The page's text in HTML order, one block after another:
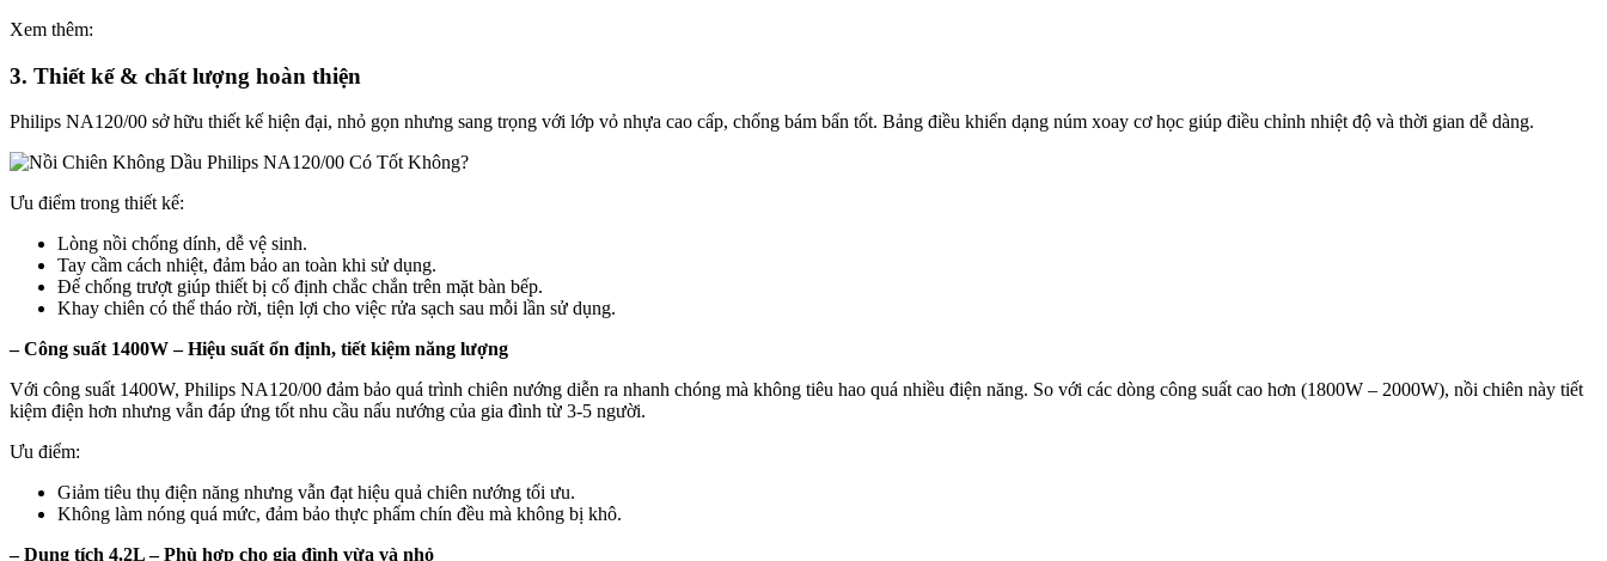
Xem thêm:
3. Thiết kế & chất lượng hoàn thiện
Philips NA120/00 sở hữu thiết kế hiện đại, nhỏ gọn nhưng sang trọng với lớp vỏ nhựa cao cấp, chống bám bẩn tốt. Bảng điều khiển dạng núm xoay cơ học giúp điều chỉnh nhiệt độ và thời gian dễ dàng.
Ưu điểm trong thiết kế:
Lòng nồi chống dính, dễ vệ sinh.
Tay cầm cách nhiệt, đảm bảo an toàn khi sử dụng.
Đế chống trượt giúp thiết bị cố định chắc chắn trên mặt bàn bếp.
Khay chiên có thể tháo rời, tiện lợi cho việc rửa sạch sau mỗi lần sử dụng.
– Công suất 1400W – Hiệu suất ổn định, tiết kiệm năng lượng
Với công suất 1400W, Philips NA120/00 đảm bảo quá trình chiên nướng diễn ra nhanh chóng mà không tiêu hao quá nhiều điện năng. So với các dòng công suất cao hơn (1800W – 2000W), nồi chiên này tiết
kiệm điện hơn nhưng vẫn đáp ứng tốt nhu cầu nấu nướng của gia đình từ 3-5 người.
Ưu điểm:
Giảm tiêu thụ điện năng nhưng vẫn đạt hiệu quả chiên nướng tối ưu.
Không làm nóng quá mức, đảm bảo thực phẩm chín đều mà không bị khô.
– Dung tích 4.2L – Phù hợp cho gia đình vừa và nhỏ